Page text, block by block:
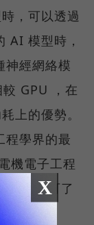
，可以透過
AI 模型時，
神經網絡模
GPU ，在
上的優勢。
程學界的最
機電子工程
)，認可了
X